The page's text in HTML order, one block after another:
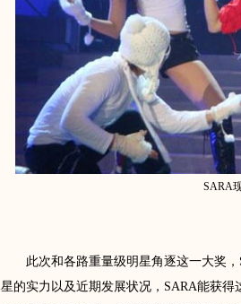
SARA
此次和各路重量级明星角逐这一大奖，
星的实力以及近期发展状况，SARA能获